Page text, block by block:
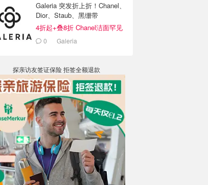
Galeria 突发折上折！Chanel、
Dior、Staub、黑绷带
4折起+叠8折 Chanel洁面罕见
€430 Galeria
探亲访友签证保险 拒签全额退款